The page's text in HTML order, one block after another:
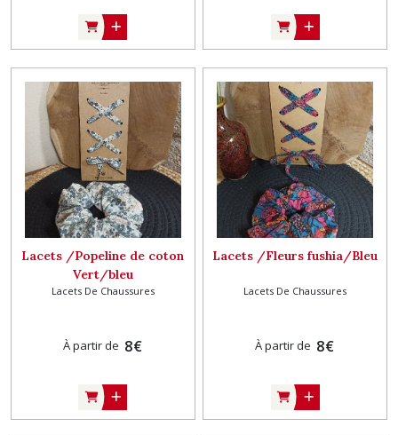
Lacets /Popeline de coton
Vert/bleu
Lacets De Chaussures
À partir de 8€
Lacets /Fleurs fushia/Bleu
Lacets De Chaussures
À partir de 8€